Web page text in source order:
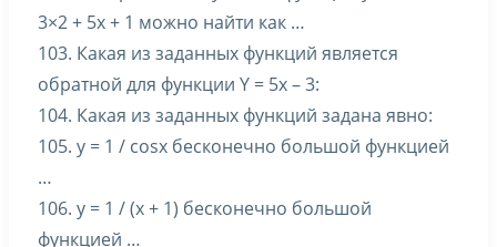
3×2 + 5x + 1 можно найти как …
103. Какая из заданных функций является
обратной для функции Y = 5x – 3:
104. Какая из заданных функций задана явно:
105. y = 1 / cosx бесконечно большой функцией
…
106. y = 1 / (x + 1) бесконечно большой
функцией …